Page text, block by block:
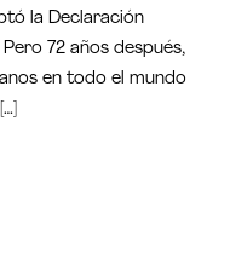
la Declaración
72 años después,
en todo el mundo